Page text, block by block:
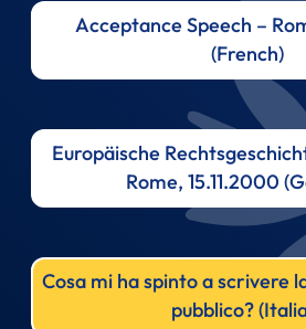
Acceptance Speech –
(French)
Europäische
Rome, 15.11.2000
Cosa mi ha spinto a scrivere
pubblico?